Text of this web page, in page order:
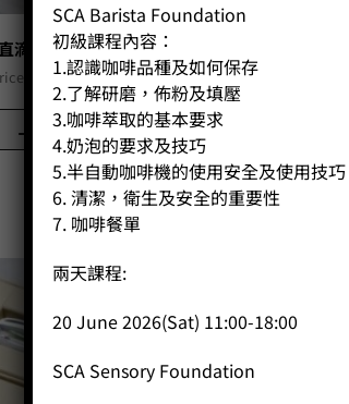
滴頭S號和咖啡燒杯套裝
HK$470.00 Original
price
was:
HK$470.00.
HK$376.00Current
price
is:
HK$376.00.
- +
BUY NOW
特價
SCA Barista Foundation
初級課程內容：
1.認識咖啡品種及如何保存
2.了解研磨，佈粉及填壓
3.咖啡萃取的基本要求
4.奶泡的要求及技巧
5.半自動咖啡機的使用安全及使用技巧
6. 清潔，衛生及安全的重要性
7. 咖啡餐單
兩天課程:
20 June 2026(Sat) 11:00-18:00
SCA Sensory Foundation